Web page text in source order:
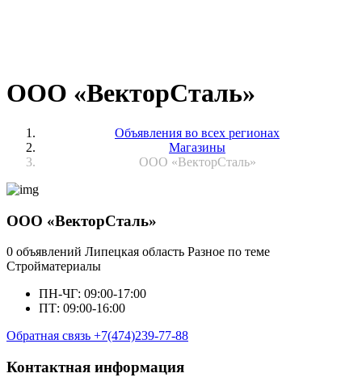
ООО «ВекторСталь»
Объявления во всех регионах
Магазины
ООО «ВекторСталь»
ООО «ВекторСталь»
0 объявлений Липецкая область Разное по теме
Стройматериалы
ПН-ЧГ: 09:00-17:00
ПТ: 09:00-16:00
Обратная связь +7(474)239-77-88
Контактная информация